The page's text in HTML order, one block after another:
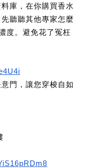
庫，在你購買香水
聽聽其他專家怎麼
度。避免花了冤枉
門，讓您穿梭自如